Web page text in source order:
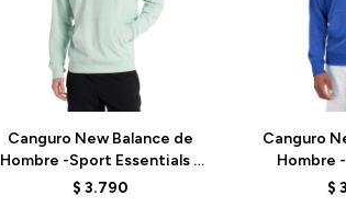
Canguro New Balance de
Hombre -Sport Essentials -
MT41508CYS - GREEN
$ 3.790
Canguro
Hombre
$